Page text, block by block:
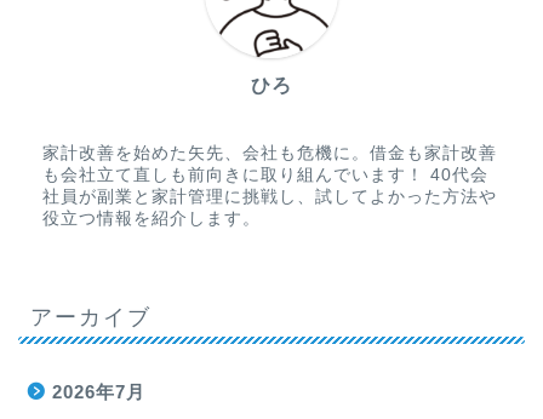
ひろ
家計改善を始めた矢先、会社も危機に。借金も家計改善
も会社立て直しも前向きに取り組んでいます！ 40代会
社員が副業と家計管理に挑戦し、試してよかった方法や
役立つ情報を紹介します。
アーカイブ
2026年7月